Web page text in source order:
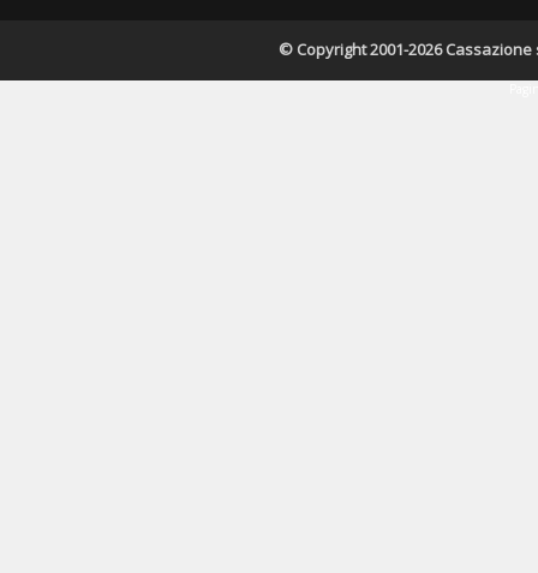
© Copyright 2001-2026 Cassazione